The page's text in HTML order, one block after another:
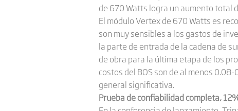
de 670 Watts logra un aumento total
El módulo Vertex de 670 Watts es
son muy sensibles a los gastos de
la parte de entrada de la cadena de
de obra para la última etapa de los
costos del BOS son de al menos
general significativa.
Prueba de confiabilidad completa,